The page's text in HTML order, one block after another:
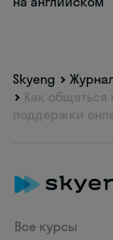
Skyeng
Как общаться
поддержки
Все курсы